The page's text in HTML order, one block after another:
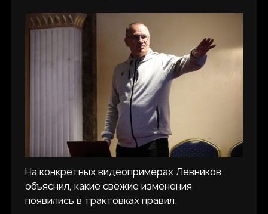
На конкретных видеопримерах Левников
объяснил, какие свежие изменения
появились в трактовках правил.